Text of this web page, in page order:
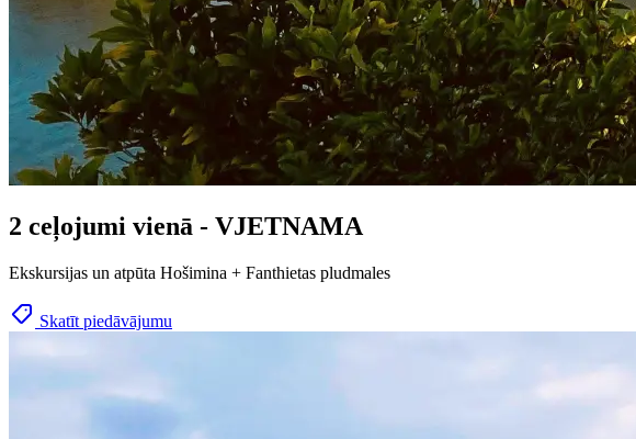
2 ceļojumi vienā - VJETNAMA
Ekskursijas un atpūta Hošimina + Fanthietas pludmales
Skatīt piedāvājumu